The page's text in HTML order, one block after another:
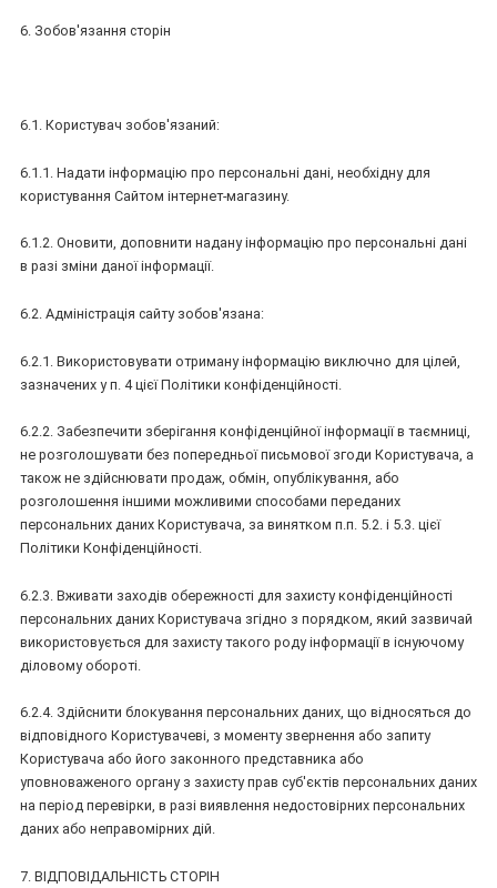
6. Зобов'язання сторін
6.1. Користувач зобов'язаний:
6.1.1. Надати інформацію про персональні дані, необхідну для
користування Сайтом інтернет-магазину.
6.1.2. Оновити, доповнити надану інформацію про персональні дані
в разі зміни даної інформації.
6.2. Адміністрація сайту зобов'язана:
6.2.1. Використовувати отриману інформацію виключно для цілей,
зазначених у п. 4 цієї Політики конфіденційності.
6.2.2. Забезпечити зберігання конфіденційної інформації в таємниці,
не розголошувати без попередньої письмової згоди Користувача, а
також не здійснювати продаж, обмін, опублікування, або
розголошення іншими можливими способами переданих
персональних даних Користувача, за винятком п.п. 5.2. і 5.3. цієї
Політики Конфіденційності.
6.2.3. Вживати заходів обережності для захисту конфіденційності
персональних даних Користувача згідно з порядком, який зазвичай
використовується для захисту такого роду інформації в існуючому
діловому обороті.
6.2.4. Здійснити блокування персональних даних, що відносяться до
відповідного Користувачеві, з моменту звернення або запиту
Користувача або його законного представника або
уповноваженого органу з захисту прав суб'єктів персональних даних
на період перевірки, в разі виявлення недостовірних персональних
даних або неправомірних дій.
7. ВІДПОВІДАЛЬНІСТЬ СТОРІН